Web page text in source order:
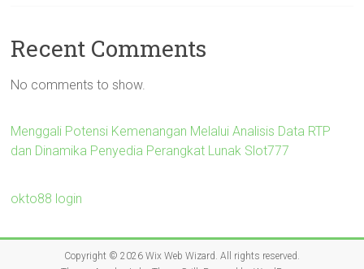
Recent Comments
No comments to show.
Menggali Potensi Kemenangan Melalui Analisis Data RTP
dan Dinamika Penyedia Perangkat Lunak Slot777
okto88 login
Copyright © 2026 Wix Web Wizard . All rights reserved.